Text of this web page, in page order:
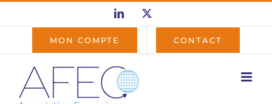
Passer
LinkedIn
MON COMPTE CONTACT